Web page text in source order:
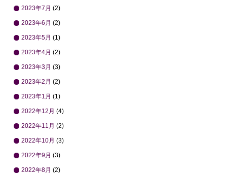
2023年7月 (2)
2023年6月 (2)
2023年5月 (1)
2023年4月 (2)
2023年3月 (3)
2023年2月 (2)
2023年1月 (1)
2022年12月 (4)
2022年11月 (2)
2022年10月 (3)
2022年9月 (3)
2022年8月 (2)